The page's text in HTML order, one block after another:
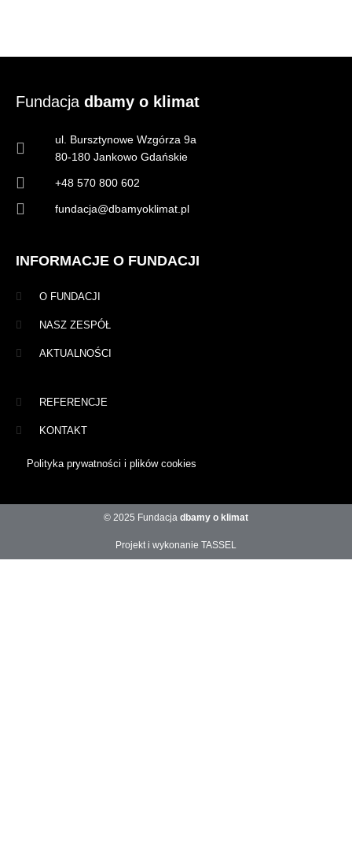
Fundacja dbamy o klimat
ul. Bursztynowe Wzgórza 9a
80-180 Jankowo Gdańskie
+48 570 800 602
fundacja@dbamyoklimat.pl
INFORMACJE O FUNDACJI
O FUNDACJI
NASZ ZESPÓŁ
AKTUALNOŚCI
REFERENCJE
KONTAKT
Polityka prywatności i plików cookies
© 2025 Fundacja dbamy o klimat
Projekt i wykonanie TASSEL